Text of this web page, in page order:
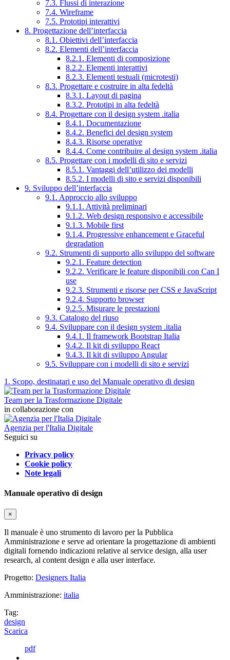
7.3. Flussi di interazione
7.4. Wireframe
7.5. Prototipi interattivi
8. Progettazione dell’interfaccia
8.1. Obiettivi dell’interfaccia
8.2. Elementi dell’interfaccia
8.2.1. Elementi di composizione
8.2.2. Elementi interattivi
8.2.3. Elementi testuali (microtesti)
8.3. Progettare e costruire in alta fedeltà
8.3.1. Layout di pagina
8.3.2. Prototipi in alta fedeltà
8.4. Progettare con il design system .italia
8.4.1. Documentazione
8.4.2. Benefici del design system
8.4.3. Risorse operative
8.4.4. Come contribuire al design system .italia
8.5. Progettare con i modelli di sito e servizi
8.5.1. Vantaggi dell’utilizzo dei modelli
8.5.2. I modelli di sito e servizi disponibili
9. Sviluppo dell’interfaccia
9.1. Approccio allo sviluppo
9.1.1. Attività preliminari
9.1.2. Web design responsivo e accessibile
9.1.3. Mobile first
9.1.4. Progressive enhancement e Graceful
degradation
9.2. Strumenti di supporto allo sviluppo del software
9.2.1. Feature detection
9.2.2. Verificare le feature disponibili con Can I
use
9.2.3. Strumenti e risorse per CSS e JavaScript
9.2.4. Supporto browser
9.2.5. Misurare le prestazioni
9.3. Catalogo del riuso
9.4. Sviluppare con il design system .italia
9.4.1. Il framework Bootstrap Italia
9.4.2. Il kit di sviluppo React
9.4.3. Il kit di sviluppo Angular
9.5. Sviluppare con i modelli di sito e servizi
1. Scopo, destinatari e uso del Manuale operativo di design
Team per la Trasformazione Digitale
in collaborazione con
Agenzia per l'Italia Digitale
Seguici su
Privacy policy
Cookie policy
Note legali
Manuale operativo di design
×
Il manuale è uno strumento di lavoro per la Pubblica
Amministrazione e serve ad orientare la progettazione di ambienti
digitali fornendo indicazioni relative al service design, alla user
research, al content design e alla user interface.
Progetto: Designers Italia
Amministrazione: italia
Tag:
design
Scarica
pdf